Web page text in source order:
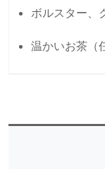
ボルスター、
温かいお茶（